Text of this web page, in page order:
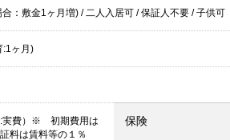
：敷金1ヶ月増) / 二人入居可 /保証人不要 /子供可
:1ヶ月)
:実費）※ 初期費用は
料は賃料等の１％
保険